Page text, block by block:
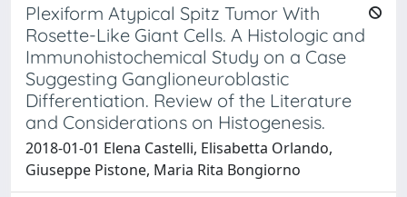
Plexiform Atypical Spitz Tumor With
Rosette-Like Giant Cells. A Histologic and
Immunohistochemical Study on a Case
Suggesting Ganglioneuroblastic
Differentiation. Review of the Literature
and Considerations on Histogenesis.
2018-01-01 Elena Castelli, Elisabetta Orlando,
Giuseppe Pistone, Maria Rita Bongiorno